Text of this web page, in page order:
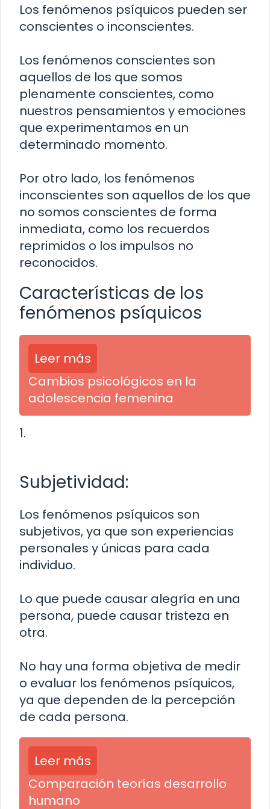
Los fenómenos psíquicos pueden ser
conscientes o inconscientes.
Los fenómenos conscientes son
aquellos de los que somos
plenamente conscientes, como
nuestros pensamientos y emociones
que experimentamos en un
determinado momento.
Por otro lado, los fenómenos
inconscientes son aquellos de los que
no somos conscientes de forma
inmediata, como los recuerdos
reprimidos o los impulsos no
reconocidos.
Características de los
fenómenos psíquicos
Leer más
Cambios psicológicos en la
adolescencia femenina
1.
Subjetividad:
Los fenómenos psíquicos son
subjetivos, ya que son experiencias
personales y únicas para cada
individuo.
Lo que puede causar alegría en una
persona, puede causar tristeza en
otra.
No hay una forma objetiva de medir
o evaluar los fenómenos psíquicos,
ya que dependen de la percepción
de cada persona.
Leer más
Comparación teorías desarrollo
humano